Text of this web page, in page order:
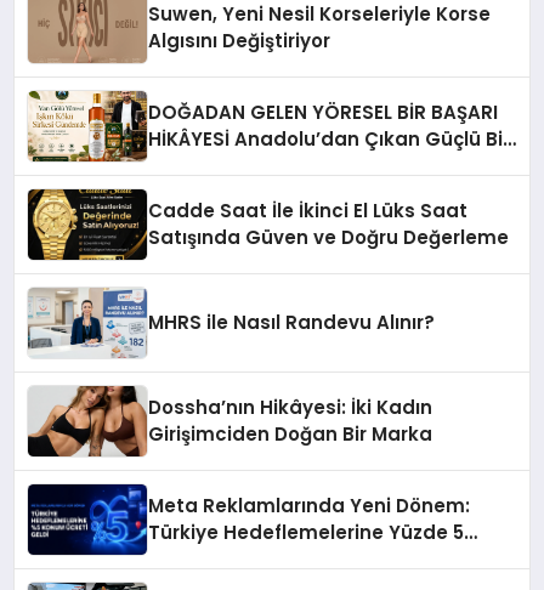
Suwen, Yeni Nesil Korseleriyle Korse
Algısını Değiştiriyor
DOĞADAN GELEN YÖRESEL BİR BAŞARI
HİKÂYESİ Anadolu’dan Çıkan Güçlü Bir
Cadde Saat İle İkinci El Lüks Saat
Satışında Güven ve Doğru Değerleme
MHRS ile Nasıl Randevu Alınır?
Dossha’nın Hikâyesi: İki Kadın
Girişimciden Doğan Bir Marka
Meta Reklamlarında Yeni Dönem:
Türkiye Hedeflemelerine Yüzde 5